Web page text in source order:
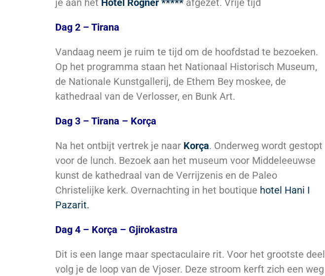
je aan het Hotel Rogner ***** afgezet. Vrije tijd
Dag 2 – Tirana
Vandaag neem je ruim te tijd om de hoofdstad te bezoeken.
Op het programma staan het Nationaal Historisch Museum,
de Nationale Kunstgallerij, de Ethem Bey moskee, de
kathedraal van de Verlosser, en Bunk Art.
Dag 3 – Tirana – Korça
Na het ontbijt vertrek je naar Korça. Onderweg wordt gestopt
voor de lunch. Bezoek aan het museum voor Middeleeuwse
kunst de kathedraal van de Verrijzenis en de Paleo
Christelijke kerk. Overnachting in het boutique hotel Hani I
Pazarit.
Dag 4 – Korça – Gjirokastra
Dit is een lange maar spectaculaire rit. Voor het grootste deel
volg je de loop van de Vjoser. Deze stroom kerft zich een weg